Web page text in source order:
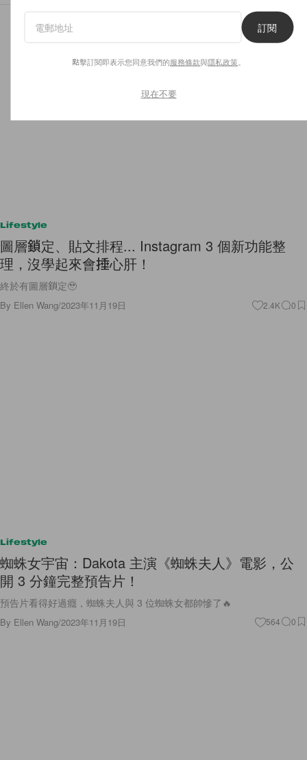
Lifestyle
圖層鎖定、貼文排程... Instagram 3 個新功能整
理，沒學起來會捶心肝！
終於有圖層鎖定🥹
By Ellen Wang/2023年11月19日 2.4K 0
Lifestyle
蜘蛛女宇宙：Dakota 主演《蜘蛛夫人》電影，公
開 3 分鐘完整預告片！
預告片看得好過癮，蜘蛛夫人與 3 位蜘蛛女都帥慘了🔥
By Ellen Wang/2023年11月19日 564 0
訂閱
點擊訂閱即表示您同意我們的服務條款與隱私政策
現在不要